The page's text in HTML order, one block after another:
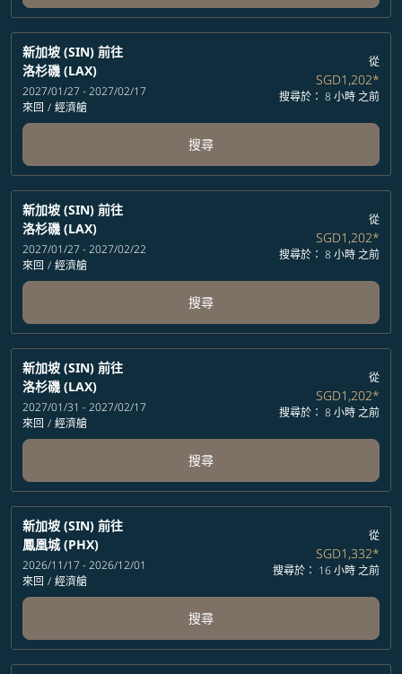
新加坡 (SIN) 前往
洛杉磯 (LAX)
2027/01/27 - 2027/02/17
來回 / 經濟艙
從
SGD1,202*
搜尋於： 8 小時 之前
搜尋
新加坡 (SIN) 前往
洛杉磯 (LAX)
2027/01/27 - 2027/02/22
來回 / 經濟艙
從
SGD1,202*
搜尋於： 8 小時 之前
搜尋
新加坡 (SIN) 前往
洛杉磯 (LAX)
2027/01/31 - 2027/02/17
來回 / 經濟艙
從
SGD1,202*
搜尋於： 8 小時 之前
搜尋
新加坡 (SIN) 前往
鳳凰城 (PHX)
2026/11/17 - 2026/12/01
來回 / 經濟艙
從
SGD1,332*
搜尋於： 16 小時 之前
搜尋